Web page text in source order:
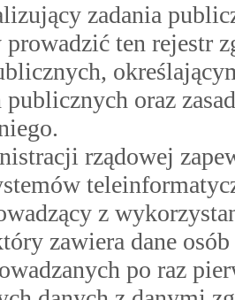
zadania
prowadzić ten rejestr
publicznych oraz
rządowej
z
zawiera dane
po raz